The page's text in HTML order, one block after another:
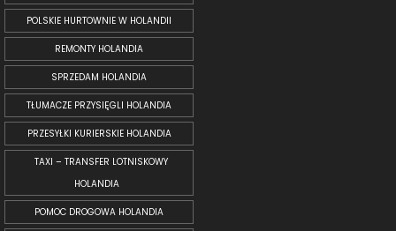
POLSKIE HURTOWNIE W HOLANDII
REMONTY HOLANDIA
SPRZEDAM HOLANDIA
TŁUMACZE PRZYSIĘGLI HOLANDIA
PRZESYŁKI KURIERSKIE HOLANDIA
TAXI – TRANSFER LOTNISKOWY
HOLANDIA
POMOC DROGOWA HOLANDIA